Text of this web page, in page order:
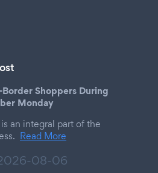
Shoppers During
Monday
an integral part of the
Read More
08-06